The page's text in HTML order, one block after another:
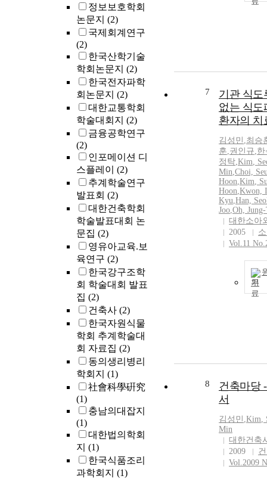
정보보호학회
논문지 (2)
국제회계연구
(2)
한국산학기술
학회논문지 (2)
한국전자파학
회논문지 (2)
대한교통학회
학술대회지 (2)
금융공학연구
(2)
인포메이션 디
스플레이 (2)
추계학술연구
발표회 (2)
대한건축학회
학술발표대회 논
문집 (2)
영유아교육.보
육연구 (2)
한국강구조학
회 학술대회 발표
집 (2)
건축사 (2)
한국자원식물
학회 추계학술대
회 자료집 (2)
동의생리병리
학회지 (1)
社會科學硏究
(1)
충남의대잡지
(1)
대한법의학회
지 (1)
한국식품조리
과학회지 (1)
7
기관 식도
없는 식도
환자의 치
김성민 ,최승
훈,권인규,
정탁,Kim,
Min,Choi,
Hoon,Kim,
Hoon,Kwon,
Kyu,Han,
Joo,Oh,
대한소아
2005
Vol.11
기
8
건축마당
서
김성민 ,Kim,
Min
대한건축
2009
Vol.2009